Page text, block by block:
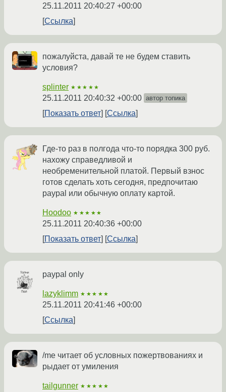
25.11.2011 20:40:27 +00:00
Ссылка
пожалуйста, давай те не будем ставить
условия?
splinter ★★★★★
25.11.2011 20:40:32 +00:00 автор топика
Показать ответ Ссылка
Где-то раз в полгода что-то порядка 300 руб.
нахожу справедливой и
необременительной платой. Первый взнос
готов сделать хоть сегодня, предпочитаю
paypal или обычную оплату картой.
Hoodoo ★★★★★
25.11.2011 20:40:36 +00:00
Показать ответ
Ссылка
paypal only
lazyklimm ★★★★★
25.11.2011 20:41:46 +00:00
Ссылка
/me читает об условных пожертвованиях и
рыдает от умиления
tailgunner ★★★★★